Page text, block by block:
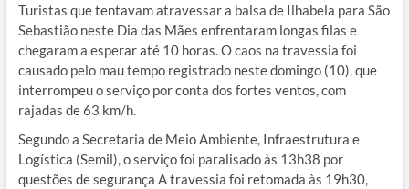
Turistas que tentavam atravessar a balsa de Ilhabela para São
Sebastião neste Dia das Mães enfrentaram longas filas e
chegaram a esperar até 10 horas. O caos na travessia foi
causado pelo mau tempo registrado neste domingo (10), que
interrompeu o serviço por conta dos fortes ventos, com
rajadas de 63 km/h.
Segundo a Secretaria de Meio Ambiente, Infraestrutura e
Logística (Semil), o serviço foi paralisado às 13h38 por
questões de segurança A travessia foi retomada às 19h30,